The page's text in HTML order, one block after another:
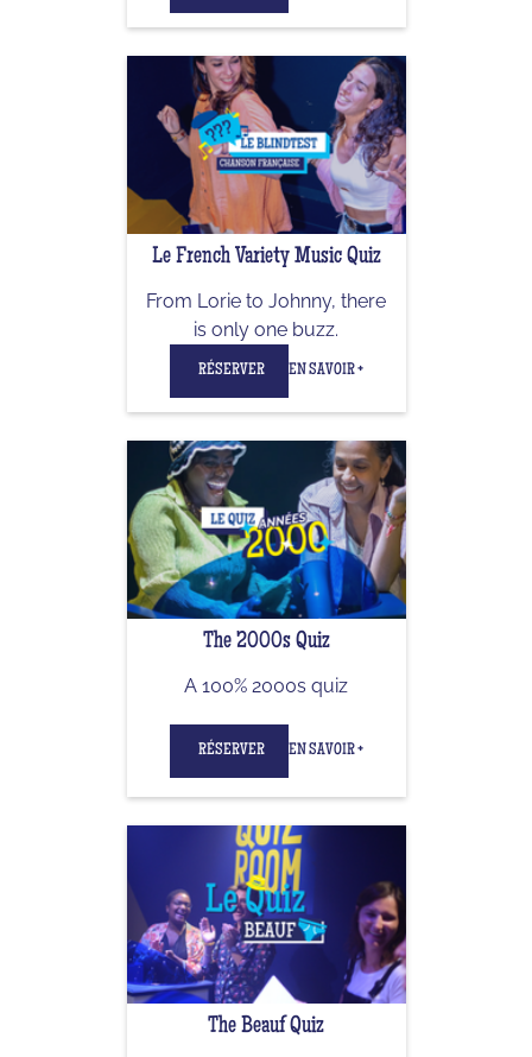
Le French Variety Music Quiz
From Lorie to Johnny, there
is only one buzz.
RÉSERVER EN SAVOIR +
The 2000s Quiz
A 100% 2000s quiz
RÉSERVER EN SAVOIR +
The Beauf Quiz